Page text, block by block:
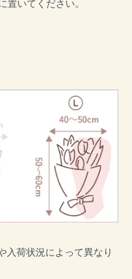
いてください。
入荷状況によって異なり